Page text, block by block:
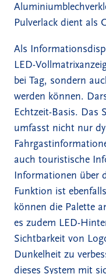
Pulverlack dient als
Als
LED-
bei Tag, sondern
werden können.
Echtzeit-Basis. Das
umfasst nicht nur
auch touristische
Informationen über
Funktion ist
können die Palette
es zudem LED-
Sichtbarkeit von
Dunkelheit zu
dieses System mit